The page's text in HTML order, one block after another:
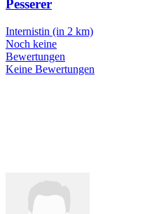
Pesserer
Internistin (in 2 km)
Noch keine
Bewertungen
Keine Bewertungen